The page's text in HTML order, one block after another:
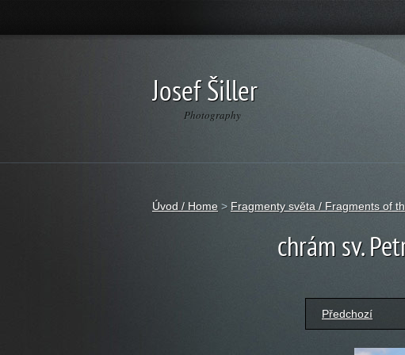
Josef Šiller
Photography
Úvod / Home > Fragmenty světa / Fragments of
chrám sv.
Předchozí